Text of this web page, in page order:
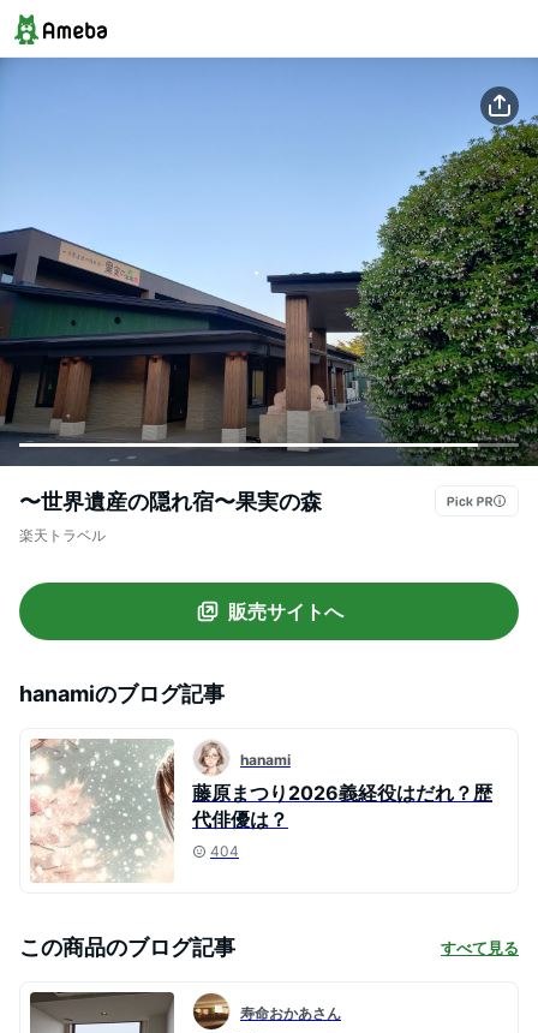
〜世界遺産の隠れ宿〜果実の森
楽天トラベル
販売サイトへ
hanamiのブログ記事
hanami
藤原まつり2026義経役はだれ？歴
代俳優は？
404
この商品のブログ記事 すべて見る
寿命おかあさん